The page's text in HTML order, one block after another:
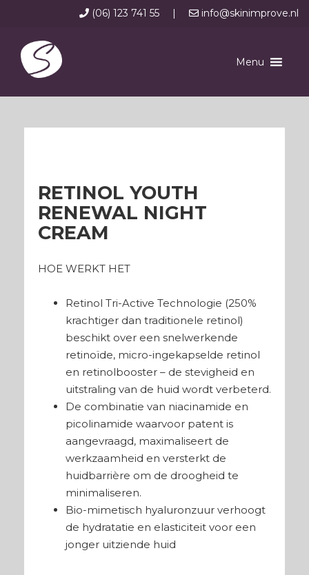
(06) 123 741 55 | info@skinimprove.nl
Menu
RETINOL YOUTH
RENEWAL NIGHT
CREAM
HOE WERKT HET
Retinol Tri-Active Technologie (250%
krachtiger dan traditionele retinol)
beschikt over een snelwerkende
retinoïde, micro-ingekapselde retinol
en retinolbooster – de stevigheid en
uitstraling van de huid wordt verbeterd.
De combinatie van niacinamide en
picolinamide waarvoor patent is
aangevraagd, maximaliseert de
werkzaamheid en versterkt de
huidbarrière om de droogheid te
minimaliseren.
Bio-mimetisch hyaluronzuur verhoogt
de hydratatie en elasticiteit voor een
jonger uitziende huid